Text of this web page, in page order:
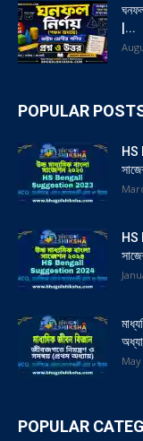
|...
POPULAR
HS
HS
POPULAR